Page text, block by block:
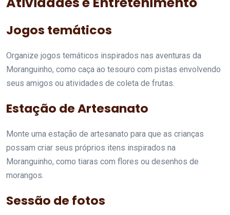
Jogos temáticos
Organize jogos temáticos inspirados nas aventuras da
Moranguinho, como caça ao tesouro com pistas envolvendo
seus amigos ou atividades de coleta de frutas.
Estação de Artesanato
Monte uma estação de artesanato para que as crianças
possam criar seus próprios itens inspirados na
Moranguinho, como tiaras com flores ou desenhos de
morangos.
Sessão de fotos